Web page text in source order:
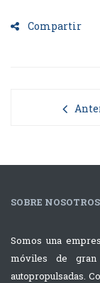
Compartir
SOBRE NOSOTROS
Somos una
móviles de gran
autopropulsadas.